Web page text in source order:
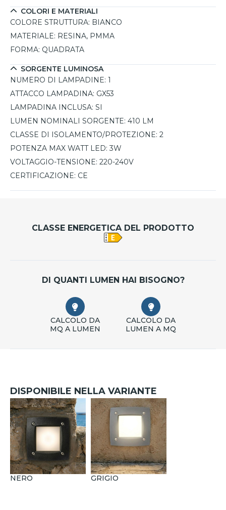
COLORI E MATERIALI
COLORE STRUTTURA: BIANCO
MATERIALE: RESINA, PMMA
FORMA: QUADRATA
SORGENTE LUMINOSA
NUMERO DI LAMPADINE: 1
ATTACCO LAMPADINA: GX53
LAMPADINA INCLUSA: SI
LUMEN NOMINALI SORGENTE: 410 LM
CLASSE DI ISOLAMENTO/PROTEZIONE: 2
POTENZA MAX WATT LED: 3W
VOLTAGGIO-TENSIONE: 220-240V
CERTIFICAZIONE: CE
CLASSE ENERGETICA DEL PRODOTTO
DI QUANTI LUMEN HAI BISOGNO?
CALCOLO DA
MQ A LUMEN
CALCOLO DA
LUMEN A MQ
DISPONIBILE NELLA VARIANTE
NERO GRIGIO